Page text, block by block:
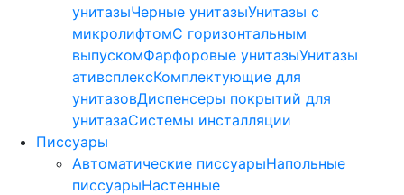
унитазыЧерные унитазыУнитазы с
микролифтомC горизонтальным
выпускомФарфоровые унитазыУнитазы
ативсплексКомплектующие для
унитазовДиспенсеры покрытий для
унитазаСистемы инсталляции
Писсуары
Автоматические писсуарыНапольные
писсуарыНастенные